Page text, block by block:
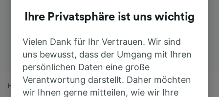
Home Bahnfahrplan Amsterdam nach Bad Nieuweschans
Ihre Privatsphäre ist uns wichtig
Vielen Dank für Ihr Vertrauen. Wir sind
uns bewusst, dass der Umgang mit Ihren
persönlichen Daten eine große
Verantwortung darstellt. Daher möchten
wir Ihnen gerne mitteilen, wie wir Ihre